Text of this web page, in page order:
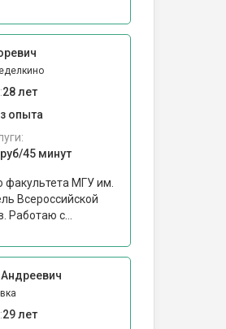
28 лет
опыта
45 минут
факультета МГУ им.
Всероссийской
с...
29 лет